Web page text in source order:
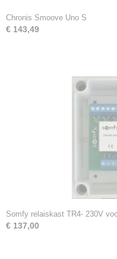
Chronis Smoove Uno S
€ 143,49
Somfy relaiskast TR4- 230V
€ 137,00